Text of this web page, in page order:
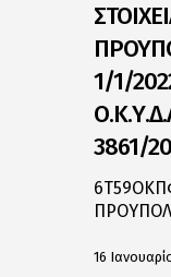
1/1/
3861/
16